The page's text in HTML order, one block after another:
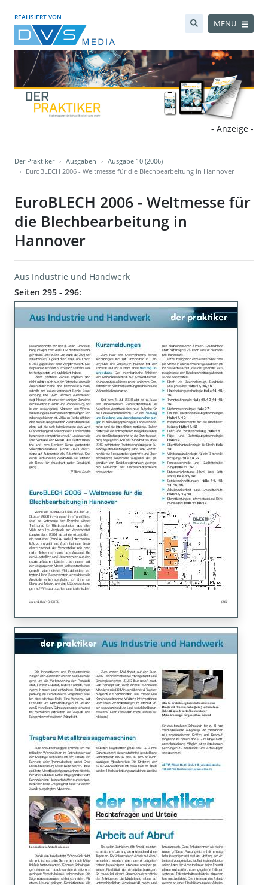
REALISIERT VON
MENÜ
- Anzeige -
Der Praktiker Ausgaben
Ausgabe 10 (2006)
EuroBLECH 2006 - Weltmesse für die Blechbearbeitung in Hannover
EuroBLECH 2006 - Weltmesse für
die Blechbearbeitung in
Hannover
Aus Industrie und Handwerk
Seiten 295 - 296: